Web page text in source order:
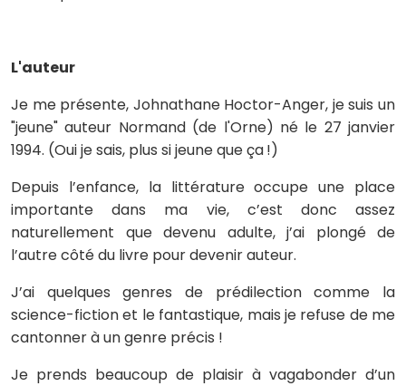
L'auteur
Je me présente, Johnathane Hoctor-Anger, je suis un
"jeune" auteur Normand (de l'Orne) né le 27 janvier
1994. (Oui je sais, plus si jeune que ça !)
Depuis l’enfance, la littérature occupe une place
importante dans ma vie, c’est donc assez
naturellement que devenu adulte, j’ai plongé de
l’autre côté du livre pour devenir auteur.
J’ai quelques genres de prédilection comme la
science-fiction et le fantastique, mais je refuse de me
cantonner à un genre précis !
Je prends beaucoup de plaisir à vagabonder d’un